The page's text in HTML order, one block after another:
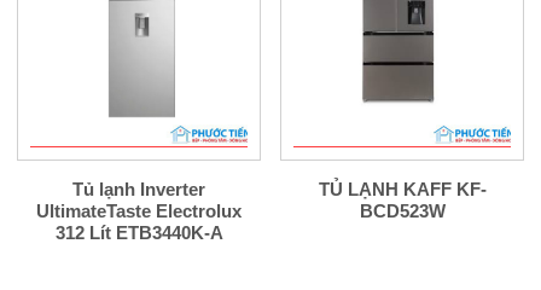
Tủ lạnh Inverter
UltimateTaste Electrolux
312 Lít ETB3440K-A
TỦ LẠNH KAFF KF-
BCD523W